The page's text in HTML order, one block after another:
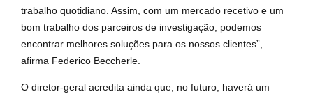
trabalho quotidiano. Assim, com um mercado recetivo e um
bom trabalho dos parceiros de investigação, podemos
encontrar melhores soluções para os nossos clientes”,
afirma Federico Beccherle.
O diretor-geral acredita ainda que, no futuro, haverá um